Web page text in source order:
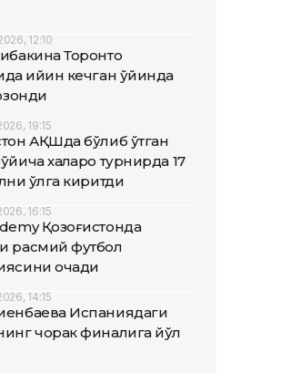
12:10
Торонто
қийин кечган ўйинда
19:15
АҚШда бўлиб ўтган
халқаро турнирда 17
қўлга киритди
16:15
Қозоғистонда
расмий футбол
очади
14:15
Испаниядаги
чорак финалига йўл